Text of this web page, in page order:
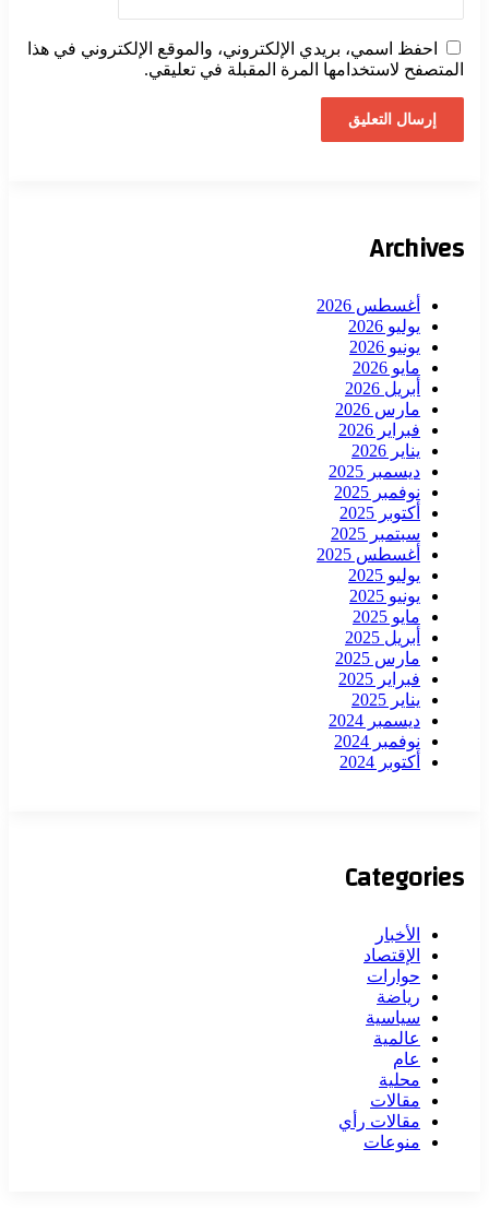
احفظ اسمي، بريدي الإلكتروني، والموقع الإلكتروني في هذا
المتصفح لاستخدامها المرة المقبلة في تعليقي.
Archives
أغسطس 2026
يوليو 2026
يونيو 2026
مايو 2026
أبريل 2026
مارس 2026
فبراير 2026
يناير 2026
ديسمبر 2025
نوفمبر 2025
أكتوبر 2025
سبتمبر 2025
أغسطس 2025
يوليو 2025
يونيو 2025
مايو 2025
أبريل 2025
مارس 2025
فبراير 2025
يناير 2025
ديسمبر 2024
نوفمبر 2024
أكتوبر 2024
Categories
الأخبار
الإقتصاد
حوارات
رياضة
سياسية
عالمية
عام
محلية
مقالات
مقالات رأي
منوعات